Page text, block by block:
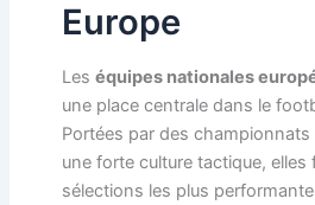
Europe
Les équipes nationales
une place centrale dans le
Portées par des
une forte culture tactique, elles
sélections les plus